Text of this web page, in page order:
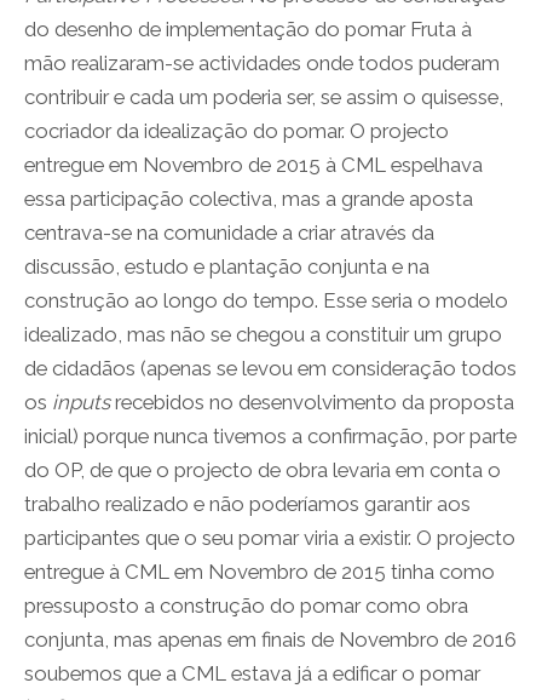
do desenho de implementação do pomar Fruta à
mão realizaram-se actividades onde todos puderam
contribuir e cada um poderia ser, se assim o quisesse,
cocriador da idealização do pomar. O projecto
entregue em Novembro de 2015 à CML espelhava
essa participação colectiva, mas a grande aposta
centrava-se na comunidade a criar através da
discussão, estudo e plantação conjunta e na
construção ao longo do tempo. Esse seria o modelo
idealizado, mas não se chegou a constituir um grupo
de cidadãos (apenas se levou em consideração todos
os inputsrecebidos no desenvolvimento da proposta
inicial) porque nunca tivemos a confirmação, por parte
do OP, de que o projecto de obra levaria em conta o
trabalho realizado e não poderíamos garantir aos
participantes que o seu pomar viria a existir. O projecto
entregue à CML em Novembro de 2015 tinha como
pressuposto a construção do pomar como obra
conjunta, mas apenas em finais de Novembro de 2016
soubemos que a CML estava já a edificar o pomar